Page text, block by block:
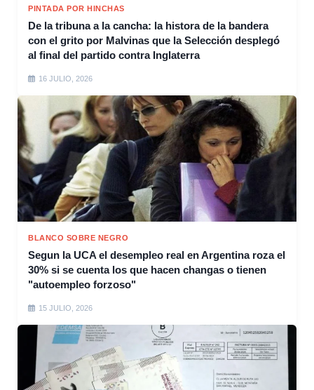
PINTADA POR HINCHAS
De la tribuna a la cancha: la histora de la bandera
con el grito por Malvinas que la Selección desplegó
al final del partido contra Inglaterra
16 JULIO, 2026
BLANCO SOBRE NEGRO
Segun la UCA el desempleo real en Argentina roza el
30% si se cuenta los que hacen changas o tienen
"autoempleo forzoso"
15 JULIO, 2026